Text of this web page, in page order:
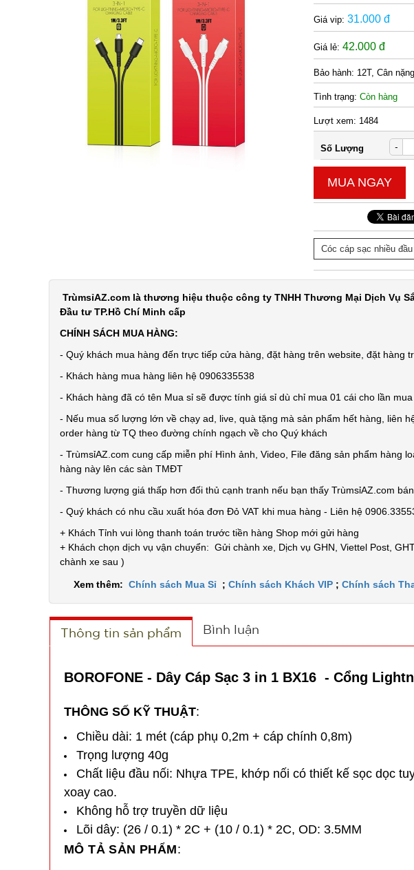
Giá vip:31.000 đ
Giá lẻ:42.000 đ
Bảo hành: 12T, Cân
Tình trạng:Còn hàng
Lượt xem: 1484
Số Lượng -
MUA NGAY
Cóc cáp sạc nhiều đầu
TrùmsỉAZ.com là thương hiệu thuộc công ty TNHH Thương Mại Dịch Vụ
Đầu tư TP.Hồ Chí Minh cấp
CHÍNH SÁCH MUA HÀNG:
- Quý khách mua hàng đến trực tiếp cửa hàng, đặt hàng trên website, đặt hàng
- Khách hàng mua hàng liên hệ 0906335538
- Khách hàng đã có tên Mua sỉ sẽ được tính giá sỉ dù chỉ mua 01 cái cho lần
- Nếu mua số lượng lớn về chạy ad, live, quà tặng mà sản phẩm hết hàng, liên
order hàng từ TQ theo đường chính ngạch về cho Quý khách
- TrùmsỉAZ.com cung cấp miễn phí Hình ảnh, Video, File đăng sản phẩm hàng
hàng này lên các sàn TMĐT
- Thương lượng giá thấp hơn đối thủ cạnh tranh nếu bạn thấy TrùmsỉAZ.com
- Quý khách có nhu cầu xuất hóa đơn Đỏ VAT khi mua hàng - Liên hệ
+ Khách Tỉnh vui lòng thanh toán trước tiền hàng Shop mới gửi hàng
+ Khách chọn dịch vụ vận chuyển: Gửi chành xe, Dịch vụ GHN, Viettel Post,
chành xe sau )
Xem thêm: Chính sách Mua Sỉ ; Chính sách Khách VIP ; Chính sách
Thông tin sản phẩm Bình luận
BOROFONE - Dây Cáp Sạc 3 in 1 BX16 - Cổng
THÔNG SỐ KỸ THUẬT:
Chiều dài: 1 mét (cáp phụ 0,2m + cáp chính 0,8m)
Trọng lượng 40g
Chất liệu đầu nối: Nhựa TPE, khớp nối có thiết kế sọc dọc
xoay cao.
Không hỗ trợ truyền dữ liệu
Lõi dây: (26 / 0.1) * 2C + (10 / 0.1) * 2C, OD: 3.5MM
MÔ TẢ SẢN PHẨM: